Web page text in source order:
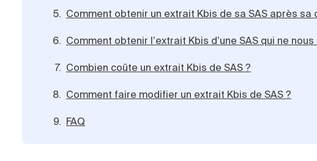
Comment obtenir un extrait Kbis de sa SAS après sa
Comment obtenir l’extrait Kbis d’une SAS qui ne
Combien coûte un extrait Kbis de SAS ?
Comment faire modifier un extrait Kbis de SAS ?
FAQ